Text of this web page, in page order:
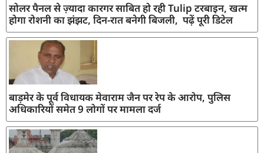
सोलर पैनल से ज़्यादा कारगर साबित हो रही Tulip टरबाइन, खत्म
होगा रोशनी का झंझट, दिन-रात बनेगी बिजली, पढ़ें पूरी डिटेल
बाड़मेर के पूर्व विधायक मेवाराम जैन पर रेप के आरोप, पुलिस
अधिकारियों समेत 9 लोगों पर मामला दर्ज